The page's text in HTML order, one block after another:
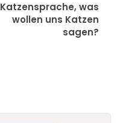
Katzensprache, was
wollen uns Katzen
sagen?